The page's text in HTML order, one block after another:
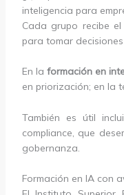
inteligencia para
Cada grupo recibe
para tomar
En la formación en
en priorización; en la
También es útil
compliance, que
gobernanza.
Formación en IA con